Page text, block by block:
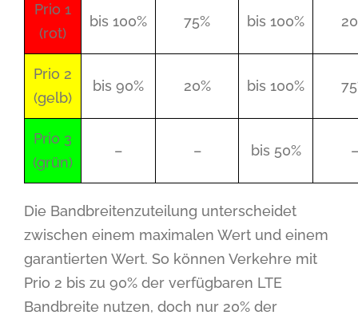
Prio 1
(rot)
bis 100% 75% bis 100%
Prio 2
(gelb)
bis 90% 20% bis 100%
Prio 3
(grün)
– – bis 50% –
Die Bandbreitenzuteilung unterscheidet
zwischen einem maximalen Wert und einem
garantierten Wert. So können Verkehre mit
Prio 2 bis zu 90% der verfügbaren LTE
Bandbreite nutzen, doch nur 20% der